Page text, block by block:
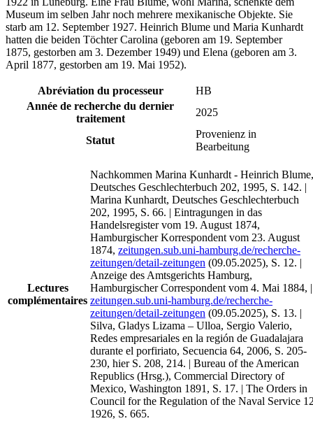
Museum im selben Jahr noch mehrere mexikanische Objekte. Sie
starb am 12. September 1927. Heinrich Blume und Maria Kunhardt
hatten die beiden Töchter Carolina (geboren am 19. September
1875, gestorben am 3. Dezember 1949) und Elena (geboren am 3.
April 1877, gestorben am 19. Mai 1952).
Abréviation du processeur
HB
Année de recherche du dernier
traitement
2025
Statut
Provenienz in
Bearbeitung
Lectures
complémentaires
Nachkommen Marina Kunhardt - Heinrich Blume,
Deutsches Geschlechterbuch 202, 1995, S. 142. |
Marina Kunhardt, Deutsches Geschlechterbuch
202, 1995, S. 66. | Eintragungen in das
Handelsregister vom 19. August 1874,
Hamburgischer Korrespondent vom 23. August
1874, zeitungen.sub.uni-hamburg.de/recherche-
zeitungen/detail-zeitungen (09.05.2025), S. 12. |
Anzeige des Amtsgerichts Hamburg,
Hamburgischer Correspondent vom 4. Mai 1884, |
zeitungen.sub.uni-hamburg.de/recherche-
zeitungen/detail-zeitungen (09.05.2025), S. 13. |
Silva, Gladys Lizama – Ulloa, Sergio Valerio,
Redes empresariales en la región de Guadalajara
durante el porfiriato, Secuencia 64, 2006, S. 205-
230, hier S. 208, 214. | Bureau of the American
Republics (Hrsg.), Commercial Directory of
Mexico, Washington 1891, S. 17. | The Orders in
Council for the Regulation of the Naval Service
1926, S. 665.